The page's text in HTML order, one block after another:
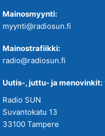
Mainosmyynti:
myynti@radiosun.fi
Mainostrafiikki:
radio@radiosun.fi
Uutis-, juttu- ja menovinkit:
Radio SUN
Suvantokatu 13
33100 Tampere